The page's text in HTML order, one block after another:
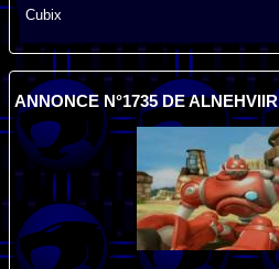
Cubix
ANNONCE N°1735 DE ALNEHVIIR